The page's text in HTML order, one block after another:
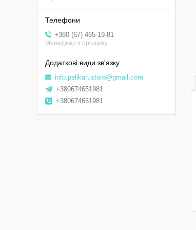
+380 (67) 465-19-81
Менеджер з продажу
info.pelikan.store@gmail.com
+380674651981
+380674651981